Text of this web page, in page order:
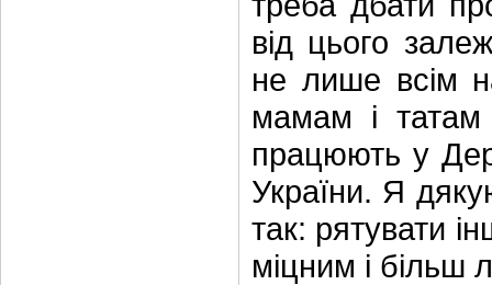
від цього
не лише всім
мамам і татам
працюють у
України. Я
так: рятувати
міцним і